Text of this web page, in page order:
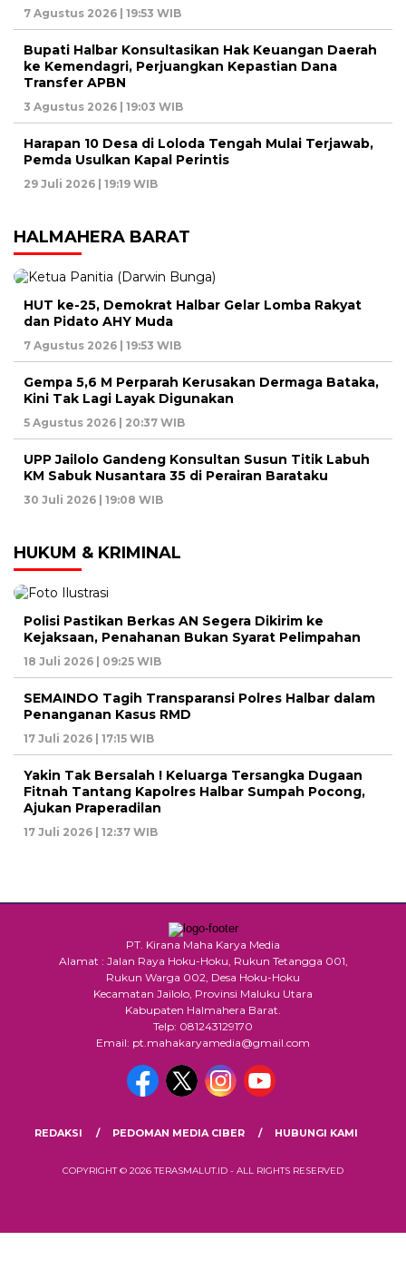
7 Agustus 2026 | 19:53 WIB
Bupati Halbar Konsultasikan Hak Keuangan Daerah
ke Kemendagri, Perjuangkan Kepastian Dana
Transfer APBN
3 Agustus 2026 | 19:03 WIB
Harapan 10 Desa di Loloda Tengah Mulai Terjawab,
Pemda Usulkan Kapal Perintis
29 Juli 2026 | 19:19 WIB
HALMAHERA BARAT
HUT ke-25, Demokrat Halbar Gelar Lomba Rakyat
dan Pidato AHY Muda
7 Agustus 2026 | 19:53 WIB
Gempa 5,6 M Perparah Kerusakan Dermaga Bataka,
Kini Tak Lagi Layak Digunakan
5 Agustus 2026 | 20:37 WIB
UPP Jailolo Gandeng Konsultan Susun Titik Labuh
KM Sabuk Nusantara 35 di Perairan Barataku
30 Juli 2026 | 19:08 WIB
HUKUM & KRIMINAL
Polisi Pastikan Berkas AN Segera Dikirim ke
Kejaksaan, Penahanan Bukan Syarat Pelimpahan
18 Juli 2026 | 09:25 WIB
SEMAINDO Tagih Transparansi Polres Halbar dalam
Penanganan Kasus RMD
17 Juli 2026 | 17:15 WIB
Yakin Tak Bersalah ! Keluarga Tersangka Dugaan
Fitnah Tantang Kapolres Halbar Sumpah Pocong,
Ajukan Praperadilan
17 Juli 2026 | 12:37 WIB
PT. Kirana Maha Karya Media
Alamat : Jalan Raya Hoku-Hoku, Rukun Tetangga 001,
Rukun Warga 002, Desa Hoku-Hoku
Kecamatan Jailolo, Provinsi Maluku Utara
Kabupaten Halmahera Barat.
Telp: 081243129170
Email: pt.mahakaryamedia@gmail.com
REDAKSI PEDOMAN MEDIA CIBER HUBUNGI KAMI
COPYRIGHT © 2026 TERASMALUT.ID - ALL RIGHTS RESERVED